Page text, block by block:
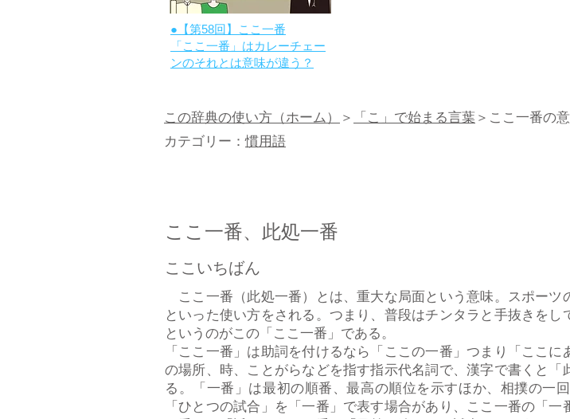
●【第58回】ここ一番
​「ここ一番」はカレーチェー
ンのそれとは意味が違う？
この辞典の使い方（ホーム）＞「こ」で始まる言葉＞ここ一番の
カテゴリー：慣用語
ここ一番、此処一番
ここいちばん
ここ一番（此処一番）とは、重大な局面という意味。スポーツ
といった使い方をされる。つまり、普段はチンタラと手抜きを
というのがこの「ここ一番」である。
「ここ一番」は助詞を付けるなら「ここの一番」つまり「ここ
の場所、時、ことがらなどを指す指示代名詞で、漢字で書くと
る。「一番」は最初の順番、最高の順位を示すほか、相撲の一
「ひとつの試合」を「一番」で表す場合があり、ここ一番の「